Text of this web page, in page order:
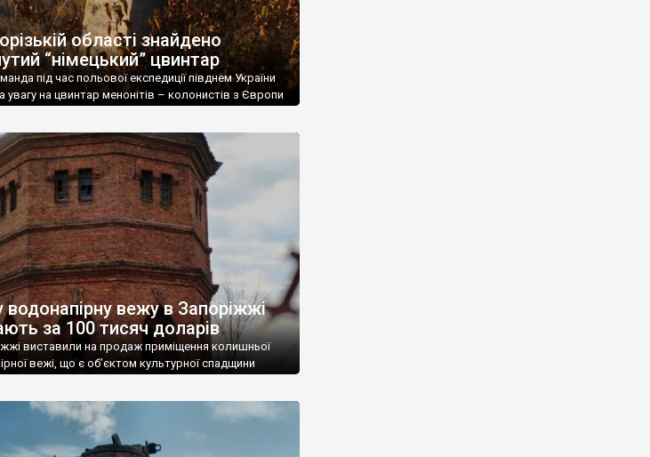
області знайдено
“німецький” цвинтар
під час польової експедиції півднем України
увагу на цвинтар менонітів – колонистів з Європи
цвинтаря в Долинському звернув увагу
Довідка: сучасне Долинське – це
у 1966 р. селища Кронсталь і Нойостервік. Селище
[…]
водонапірну вежу в Запоріжжі
за 100 тисяч доларів
виставили на продаж приміщення колишньої
вежі, що є об’єктом культурної спадщини
25 січня на сайті агенції для продажу
Водонапірна вежа була збудована на початку
дата невідома) під час створення Другої